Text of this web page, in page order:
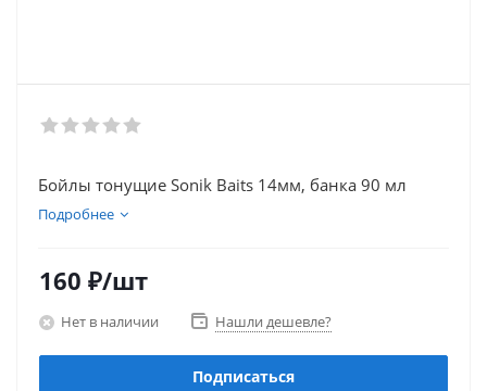
Бойлы тонущие Sonik Baits 14мм, банка 90 мл
Подробнее
160 ₽/шт
Нет в наличии Нашли дешевле?
Подписаться